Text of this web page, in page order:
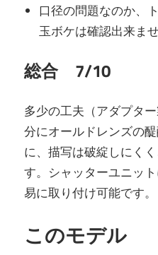
口径の問題なのか、
玉ボケは確認出来ま
総合 7/10
多少の工夫（アダプタ
分にオールドレンズの
に、描写は破綻しにく
す。シャッターユニッ
易に取り付け可能です。
このモデル